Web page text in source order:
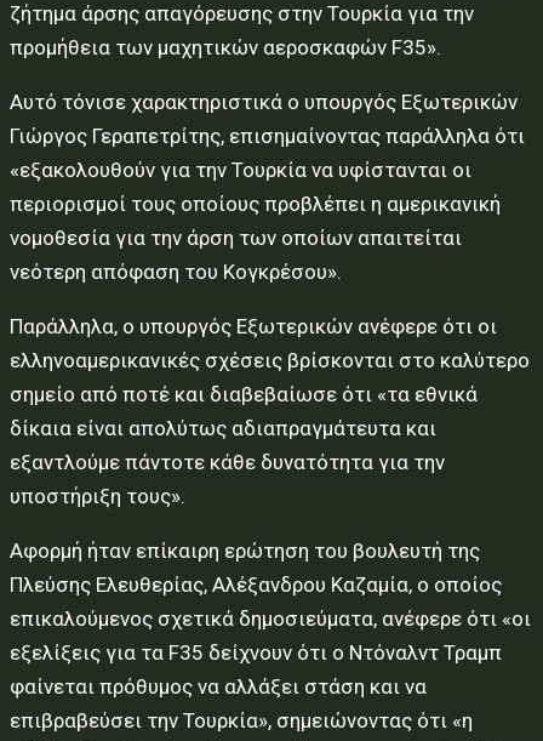
ζήτημα άρσης απαγόρευσης στην Τουρκία για την
προμήθεια των μαχητικών αεροσκαφών F35».
Αυτό τόνισε χαρακτηριστικά ο υπουργός Εξωτερικών
Γιώργος Γεραπετρίτης, επισημαίνοντας παράλληλα ότι
«εξακολουθούν για την Τουρκία να υφίστανται οι
περιορισμοί τους οποίους προβλέπει η αμερικανική
νομοθεσία για την άρση των οποίων απαιτείται
νεότερη απόφαση του Κογκρέσου».
Παράλληλα, ο υπουργός Εξωτερικών ανέφερε ότι οι
ελληνοαμερικανικές σχέσεις βρίσκονται στο καλύτερο
σημείο από ποτέ και διαβεβαίωσε ότι «τα εθνικά
δίκαια είναι απολύτως αδιαπραγμάτευτα και
εξαντλούμε πάντοτε κάθε δυνατότητα για την
υποστήριξη τους».
Αφορμή ήταν επίκαιρη ερώτηση του βουλευτή της
Πλεύσης Ελευθερίας, Αλέξανδρου Καζαμία, ο οποίος
επικαλούμενος σχετικά δημοσιεύματα, ανέφερε ότι «οι
εξελίξεις για τα F35 δείχνουν ότι ο Ντόναλντ Τραμπ
φαίνεται πρόθυμος να αλλάξει στάση και να
επιβραβεύσει την Τουρκία», σημειώνοντας ότι «η